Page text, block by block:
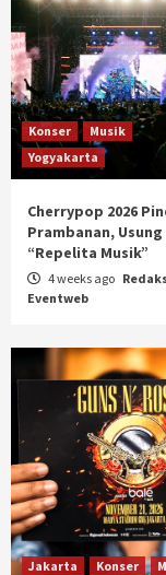
Konser
Musik
Yogyakarta
Cherrypop 2026
Prambanan, Usung
“Repelita Musik”
4 weeks ago
Eventweb
Jakarta Konser